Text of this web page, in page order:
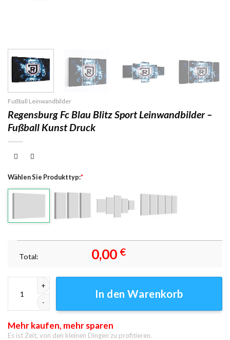
Fußball Leinwandbilder
Regensburg Fc Blau Blitz Sport Leinwandbilder –
Fußball Kunst Druck
Wählen Sie Produkttyp:*
Total: 0,00 €
In den Warenkorb
Mehr kaufen, mehr sparen
Es ist Zeit, von den kleinen Dingen zu profitieren.